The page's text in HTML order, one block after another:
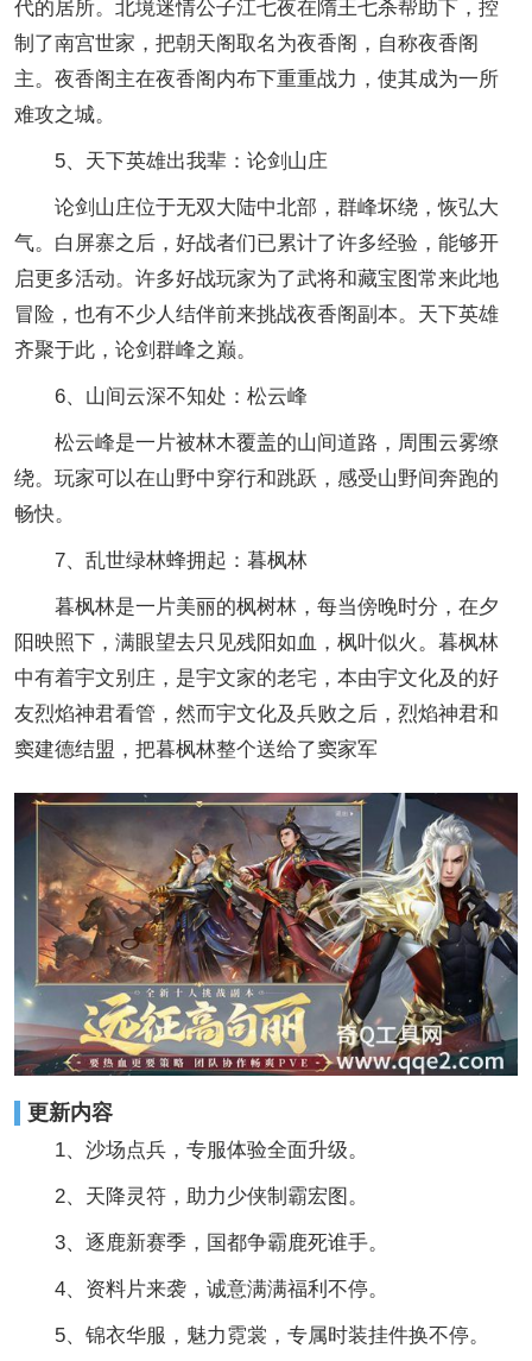
代的居所。北境迷情公子江七夜在隋王七杀帮助下，控
制了南宫世家，把朝天阁取名为夜香阁，自称夜香阁
主。夜香阁主在夜香阁内布下重重战力，使其成为一所
难攻之城。
5、天下英雄出我辈：论剑山庄
论剑山庄位于无双大陆中北部，群峰坏绕，恢弘大
气。白屏寨之后，好战者们已累计了许多经验，能够开
启更多活动。许多好战玩家为了武将和藏宝图常来此地
冒险，也有不少人结伴前来挑战夜香阁副本。天下英雄
齐聚于此，论剑群峰之巅。
6、山间云深不知处：松云峰
松云峰是一片被林木覆盖的山间道路，周围云雾缭
绕。玩家可以在山野中穿行和跳跃，感受山野间奔跑的
畅快。
7、乱世绿林蜂拥起：暮枫林
暮枫林是一片美丽的枫树林，每当傍晚时分，在夕
阳映照下，满眼望去只见残阳如血，枫叶似火。暮枫林
中有着宇文别庄，是宇文家的老宅，本由宇文化及的好
友烈焰神君看管，然而宇文化及兵败之后，烈焰神君和
窦建德结盟，把暮枫林整个送给了窦家军
更新内容
1、沙场点兵，专服体验全面升级。
2、天降灵符，助力少侠制霸宏图。
3、逐鹿新赛季，国都争霸鹿死谁手。
4、资料片来袭，诚意满满福利不停。
5、锦衣华服，魅力霓裳，专属时装挂件换不停。